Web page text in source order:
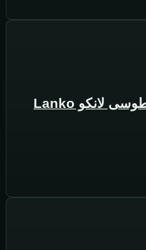
چسب کاشی پودری پرسلان طوسی لانکو Lanko